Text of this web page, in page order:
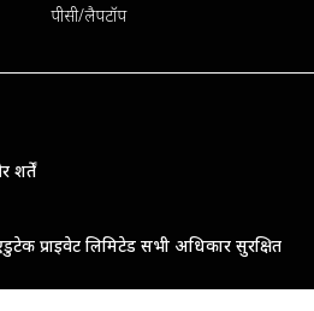
पीसी/लैपटॉप
शर्तें
प्राइवेट लिमिटेड सभी अधिकार सुरक्षित